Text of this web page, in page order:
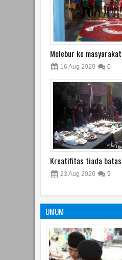
Melebur ke masyarakat
16Aug 2020 0
Kreatifitas tiada batas
23 Aug 2020 9